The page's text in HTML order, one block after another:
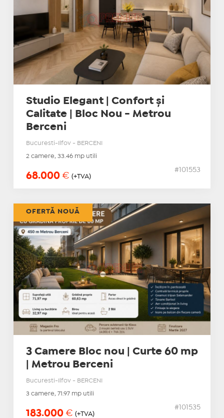
Studio Elegant | Confort și
Calitate | Bloc Nou - Metrou
Berceni
Bucuresti-Ilfov - BERCENI
2 camere, 33.46 mp utili
68.000 € (+TVA)
#101553
3 Camere Bloc nou | Curte 60 mp
| Metrou Berceni
Bucuresti-Ilfov - BERCENI
3 camere, 71.97 mp utili
183.000 € (+TVA)
#101535
OFERTĂ NOUĂ